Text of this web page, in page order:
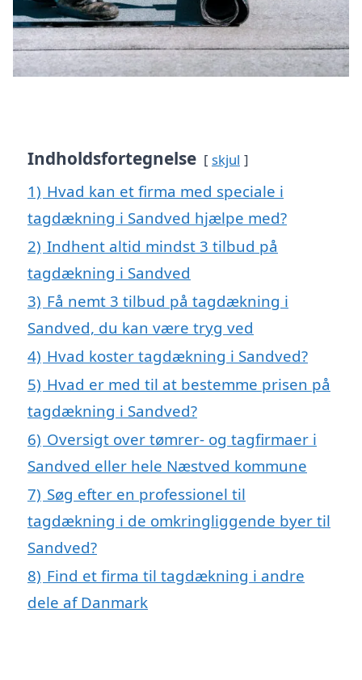
Indholdsfortegnelse skjul
1) Hvad kan et firma med speciale i
tagdækning i Sandved hjælpe med?
2) Indhent altid mindst 3 tilbud på
tagdækning i Sandved
3) Få nemt 3 tilbud på tagdækning i
Sandved, du kan være tryg ved
4) Hvad koster tagdækning i Sandved?
5) Hvad er med til at bestemme prisen på
tagdækning i Sandved?
6) Oversigt over tømrer- og tagfirmaer i
Sandved eller hele Næstved kommune
7) Søg efter en professionel til
tagdækning i de omkringliggende byer til
Sandved?
8) Find et firma til tagdækning i andre
dele af Danmark